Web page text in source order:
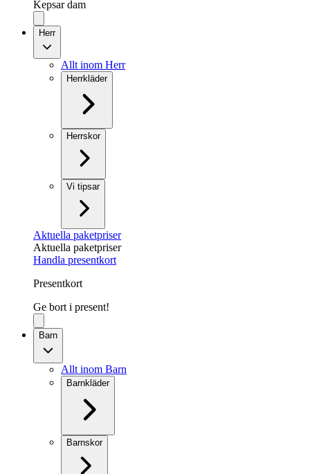
Kepsar dam
Herr
Allt inom Herr
Herrkläder
Herrskor
Vi tipsar
Aktuella paketpriser
Aktuella paketpriser
Handla presentkort
Presentkort
Ge bort i present!
Barn
Allt inom Barn
Barnkläder
Barnskor